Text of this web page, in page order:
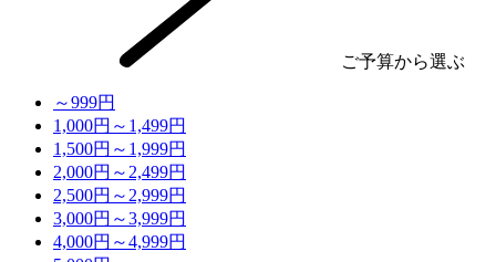
ご予算から選ぶ
～999円
1,000円～1,499円
1,500円～1,999円
2,000円～2,499円
2,500円～2,999円
3,000円～3,999円
4,000円～4,999円